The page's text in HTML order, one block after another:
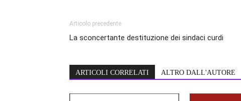
Articolo precedente
La sconcertante destituzione dei sindaci curdi
ARTICOLI CORRELATI ALTRO DALL'AUTORE